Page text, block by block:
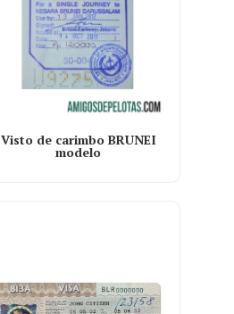
Visto de carimbo BRUNEI
modelo